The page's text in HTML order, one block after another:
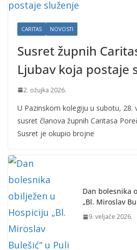
CARITAS NOVOSTI
Susret župnih
Ljubav koja postaje
2. ožujka 2026.
U Pazinskom kolegiju u subotu, 28.
susret članova župnih Caritasa
Susret je okupio brojne
Dan bolesnika
„Bl. Miroslav
9. veljače 2026.